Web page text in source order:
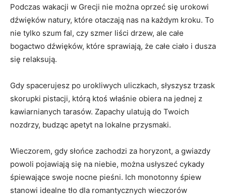
Podczas ⁢wakacji w Grecji nie można oprzeć się urokowi
dźwięków‌ natury, które otaczają nas na ​każdym kroku. To
nie tylko ‌szum fal, czy szmer liści drzew, ale ⁢całe
⁤bogactwo dźwięków, które sprawiają, że całe ciało i dusza
się relaksują.
Gdy spacerujesz po urokliwych ⁣uliczkach, słyszysz trzask
skorupki pistacji, ​którą ktoś właśnie obiera na jednej z
kawiarnianych tarasów. Zapachy ulatują do Twoich
nozdrzy, budząc apetyt na lokalne przysmaki.
Wieczorem, gdy słońce zachodzi za horyzont, a gwiazdy
powoli⁢ pojawiają się na niebie, można usłyszeć cykady
śpiewające swoje nocne pieśni. Ich ⁣monotonny śpiew
stanowi idealne tło dla romantycznych wieczorów